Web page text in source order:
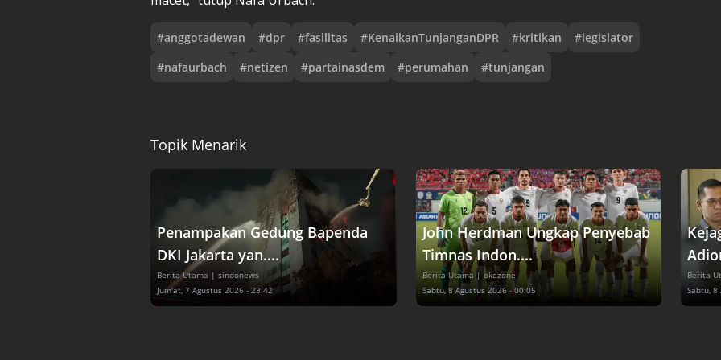
#anggotadewan #dpr #fasilitas #KenaikanTunjanganDPR #kritikan #legislator
#nafaurbach #netizen #partainasdem #perumahan #tunjangan
Topik Menarik
Penampakan Gedung Bapenda
DKI Jakarta yan....
Berita Utama | sindonews
Jum'at, 7 Agustus 2026 - 23:42
John Herdman Ungkap Penyebab
Timnas Indon....
Berita Utama | okezone
Sabtu, 8 Agustus 2026 - 00:05
Berita
Sabtu, 8